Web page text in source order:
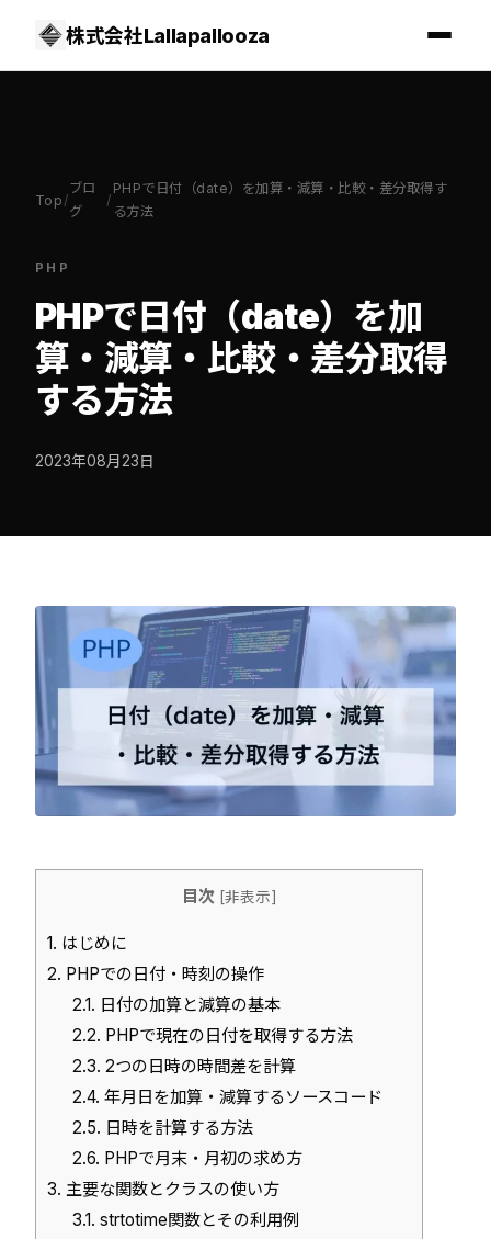
株式会社Lallapallooza
Top /
ブロ
グ
/
PHPで日付（date）を加算・減算・比較・差分取得す
る方法
PHP
PHPで日付（date）を加
算・減算・比較・差分取得
する方法
2023年08月23日
目次 [非表示]
1. はじめに
2. PHPでの日付・時刻の操作
2.1. 日付の加算と減算の基本
2.2. PHPで現在の日付を取得する方法
2.3. 2つの日時の時間差を計算
2.4. 年月日を加算・減算するソースコード
2.5. 日時を計算する方法
2.6. PHPで月末・月初の求め方
3. 主要な関数とクラスの使い方
3.1. strtotime関数とその利用例